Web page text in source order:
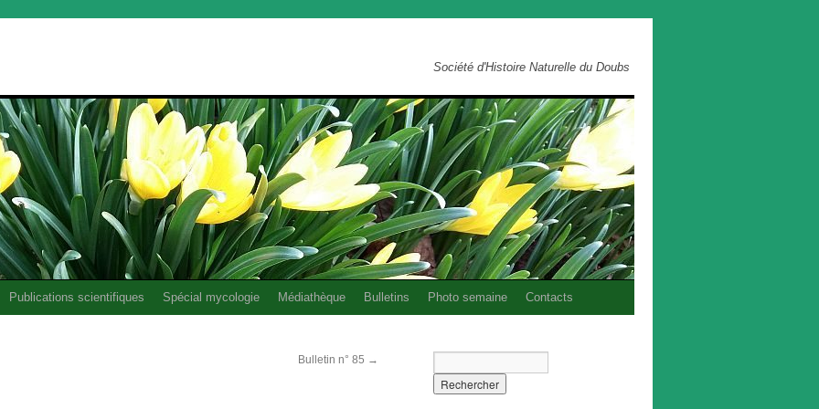
Société d'Histoire Naturelle du Doubs
Publications scientifiques Spécial mycologie Médiathèque Bulletins Photo semaine Contacts
Bulletin n° 85 →